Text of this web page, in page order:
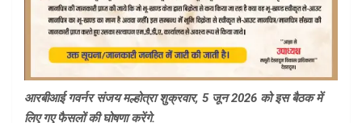
आरबीआई गवर्नर संजय मल्होत्रा शुक्रवार, 5 जून 2026 को इस बैठक में
लिए गए फैसलों की घोषणा करेंगे.